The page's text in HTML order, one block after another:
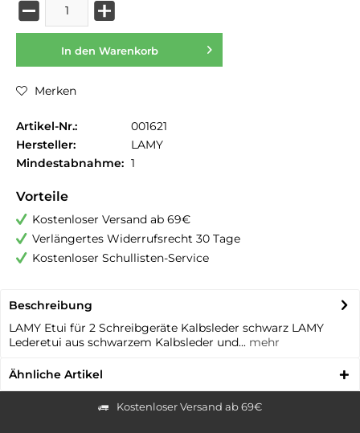
In den Warenkorb
Merken
Artikel-Nr.:
001621
Hersteller:
LAMY
Mindestabnahme: 1
Vorteile
Kostenloser Versand ab 69€
Verlängertes Widerrufsrecht 30 Tage
Kostenloser Schullisten-Service
Beschreibung
LAMY Etui für 2 Schreibgeräte Kalbsleder schwarz LAMY
Lederetui aus schwarzem Kalbsleder und... mehr
Ähnliche Artikel
Kostenloser Versand ab 69€